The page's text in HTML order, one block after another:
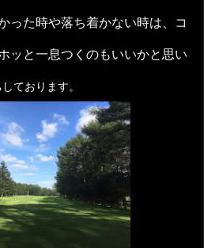
った時や落ち着かない時は、コ
ッと一息つくのもいいかと思い
ております。